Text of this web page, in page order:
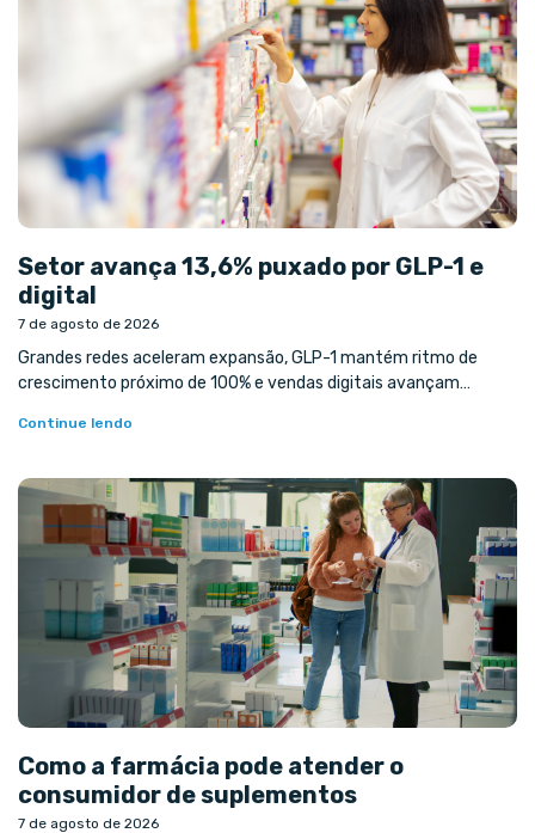
Setor avança 13,6% puxado por GLP-1 e
digital
7 de agosto de 2026
Grandes redes aceleram expansão, GLP-1 mantém ritmo de
crescimento próximo de 100% e vendas digitais avançam…
Continue lendo
Como a farmácia pode atender o
consumidor de suplementos
7 de agosto de 2026